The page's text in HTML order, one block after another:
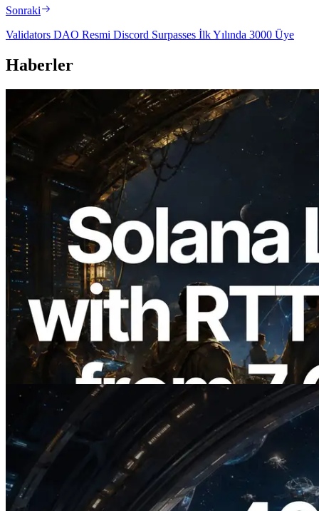
Sonraki
Validators DAO Resmi Discord Surpasses İlk Yılında 3000 Üye
Haberler
2026.08.05
ERPC, Solana Leader Slot API'yi 7
küresel bölgeden ping ölçümüyle
genişletti — Validators Information API
de yayında
Bu makaleyi oku